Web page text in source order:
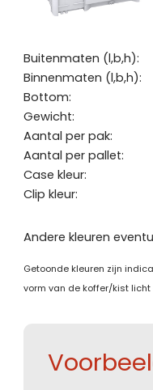
Buitenmaten (l,b,h):
Binnenmaten (l,b,h):
Bottom:
Gewicht:
Aantal per pak:
Aantal per pallet:
Case kleur:
Clip kleur:
Andere kleuren
Getoonde kleuren zijn
vorm van de koffer/kist